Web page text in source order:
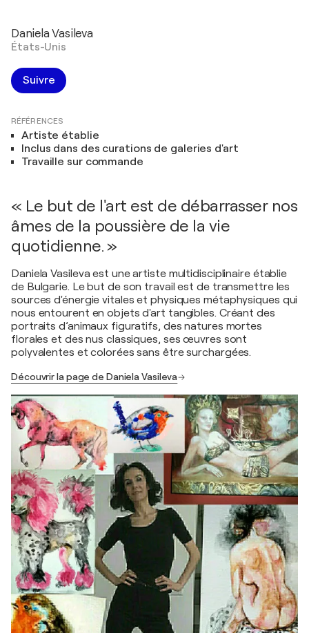
Daniela Vasileva
États-Unis
Suivre
RÉFÉRENCES
Artiste établie
Inclus dans des curations de galeries d'art
Travaille sur commande
« Le but de l'art est de débarrasser nos
âmes de la poussière de la vie
quotidienne. »
Daniela Vasileva est une artiste multidisciplinaire établie
de Bulgarie. Le but de son travail est de transmettre les
sources d'énergie vitales et physiques métaphysiques qui
nous entourent en objets d'art tangibles. Créant des
portraits d’animaux figuratifs, des natures mortes
florales et des nus classiques, ses œuvres sont
polyvalentes et colorées sans être surchargées.
Découvrir la page de Daniela Vasileva